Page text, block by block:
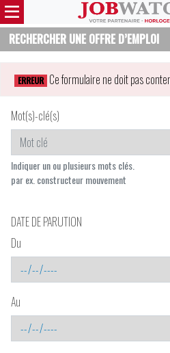
RECHERCHER UNE OFFRE D’EMPLOI
ERREUR Ce formulaire ne doit pas
Mot(s)-clé(s)
Indiquer un ou plusieurs mots clés.
par ex. constructeur mouvement
DATE DE PARUTION
Du
Au